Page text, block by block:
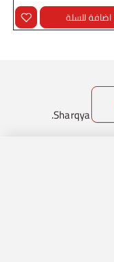
اضافة للسلة
Sharqya